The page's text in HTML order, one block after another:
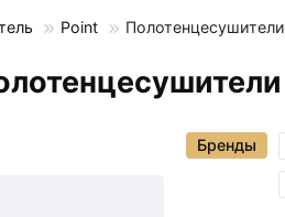
Point Полотенцесушители
Бренды